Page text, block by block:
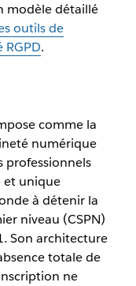
modèle détaillé
outils de
.
comme la
numérique
professionnels
et unique
à détenir la
niveau (CSPN)
Son architecture
totale de
ne